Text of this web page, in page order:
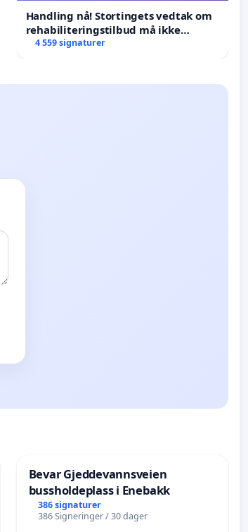
Handling nå! Stortingets vedtak om
rehabiliteringstilbud må ikke
forkastes.
4 559 signaturer
Bevar Gjeddevannsveien
bussholdeplass i Enebakk
386 signaturer
386 Signeringer / 30 dager